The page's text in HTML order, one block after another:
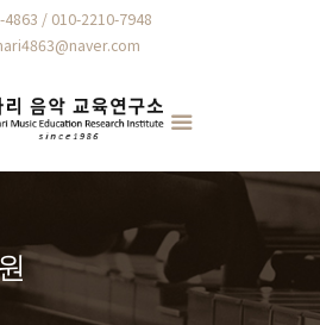
4863 / 010-2210-7948